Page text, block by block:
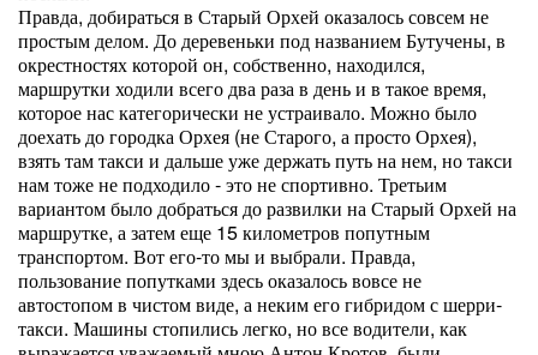
Правда, добираться в Старый Орхей оказалось совсем не
простым делом. До деревеньки под названием Бутучены, в
окрестностях которой он, собственно, находился,
маршрутки ходили всего два раза в день и в такое время,
которое нас категорически не устраивало. Можно было
доехать до городка Орхея (не Старого, а просто Орхея),
взять там такси и дальше уже держать путь на нем, но такси
нам тоже не подходило - это не спортивно. Третьим
вариантом было добраться до развилки на Старый Орхей на
маршрутке, а затем еще 15 километров попутным
транспортом. Вот его-то мы и выбрали. Правда,
пользование попутками здесь оказалось вовсе не
автостопом в чистом виде, а неким его гибридом с шерри-
такси. Машины стопились легко, но все водители, как